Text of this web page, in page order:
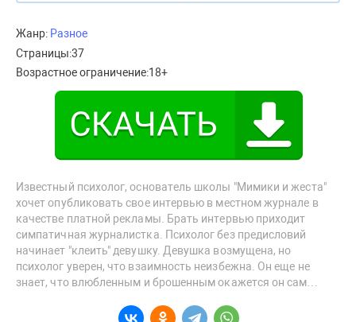
Жанр: Разное
Страницы:37
Возрастное ограничение:18+
Известный психолог, основатель школы "Мимики и жеста"
хочет опубликовать свое интервью в местном журнале в
качестве платной рекламы. Брать интервью приходит
симпатичная журналистка. Психолог без предисловий
начинает "клеить" девушку. Девушка возмущена, но
психолог уверен, что взаимность неизбежна. Он еще не
знает, что влюбленным и брошенным окажется он сам…